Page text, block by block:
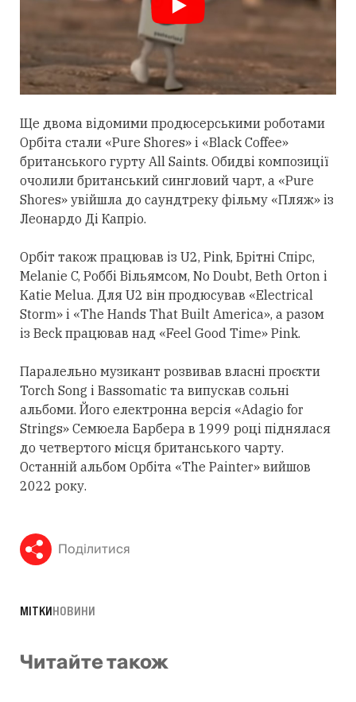
Ще двома відомими продюсерськими роботами
Орбіта стали «Pure Shores» і «Black Coffee»
британського гурту All Saints. Обидві композиції
очолили британський сингловий чарт, а «Pure
Shores» увійшла до саундтреку фільму «Пляж» із
Леонардо Ді Капріо.
Орбіт також працював із U2, Pink, Брітні Спірс,
Melanie C, Роббі Вільямсом, No Doubt, Beth Orton і
Katie Melua. Для U2 він продюсував «Electrical
Storm» і «The Hands That Built America», а разом
із Beck працював над «Feel Good Time» Pink.
Паралельно музикант розвивав власні проєкти
Torch Song і Bassomatic та випускав сольні
альбоми. Його електронна версія «Adagio for
Strings» Семюела Барбера в 1999 році піднялася
до четвертого місця британського чарту.
Останній альбом Орбіта «The Painter» вийшов
2022 року.
Поділитися
МІТКИНОВИНИ
Читайте також